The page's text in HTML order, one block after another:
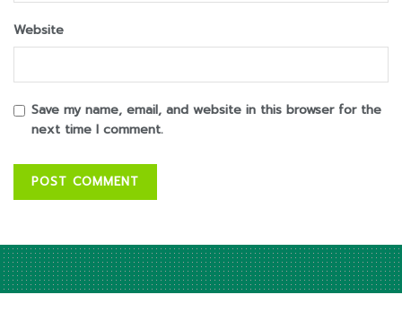
Website
Save my name, email, and website in this browser for the
next time I comment.